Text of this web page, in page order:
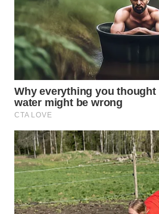
WN
SOLO
WN
BOROBUDUR
WN
MADURA
WN
SURABAYA
WN
NATUNA